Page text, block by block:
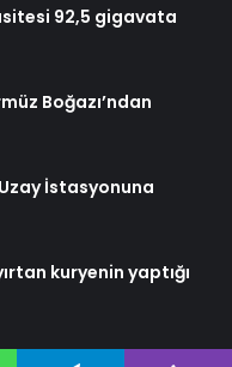
92,5 gigavata
Boğazı’ndan
İstasyonuna
kuryenin yaptığı